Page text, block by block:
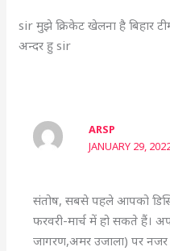
sir मुझे क्रिकेट खेलना है बिहार
अन्दर हु sir
ARSP
JANUARY 29,
संतोष, सबसे पहले आपको
फरवरी-मार्च में हो सकते हैं।
जागरण,अमर उजाला) पर नजर